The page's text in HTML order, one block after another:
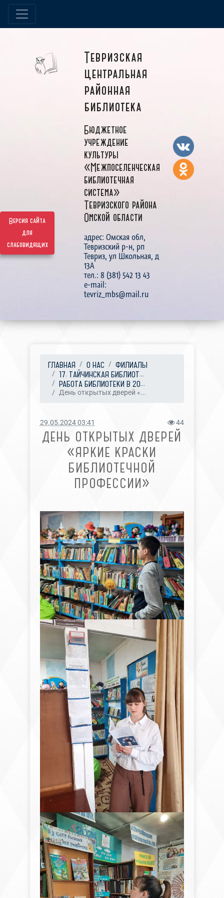
Версия сайта
для
слабовидящих
Тевризская
центральная
районная
библиотека
Бюджетное
учреждение
культуры
«Межпоселенческая
библиотечная
система»
Тевризского района
Омской области
адрес: Омская обл,
Тевризский р-н, рп
Тевриз, ул Школьная, д
13А
тел.: 8 (381) 542 13 43
e-mail:
tevriz_mbs@mail.ru
ГЛАВНАЯ О НАС
ФИЛИАЛЫ
17. ТАЙЧИНСКАЯ БИБЛИОТ...
РАБОТА БИБЛИОТЕКИ В 20...
День открытых дверей «...
29.05.2024 03:41 44
ДЕНЬ ОТКРЫТЫХ ДВЕРЕЙ
«ЯРКИЕ КРАСКИ
БИБЛИОТЕЧНОЙ
ПРОФЕССИИ»